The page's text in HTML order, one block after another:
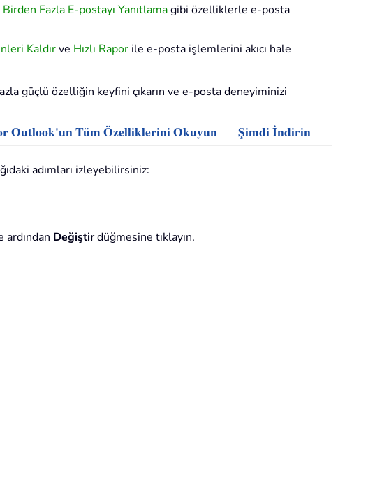
Birden Fazla E-postayı Yanıtlamagibi özelliklerle e-posta
Kaldırve Hızlı Rapor ile e-posta işlemlerini akıcı hale
güçlü özelliğin keyfini çıkarın ve e-posta deneyiminizi
Outlook'un Tüm Özelliklerini Okuyun Şimdi İndirin
adımları izleyebilirsiniz:
ardından Değiştirdüğmesine tıklayın.